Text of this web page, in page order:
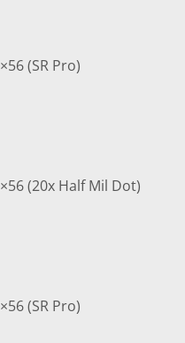
(SR Pro)
(20x Half Mil Dot)
(SR Pro)